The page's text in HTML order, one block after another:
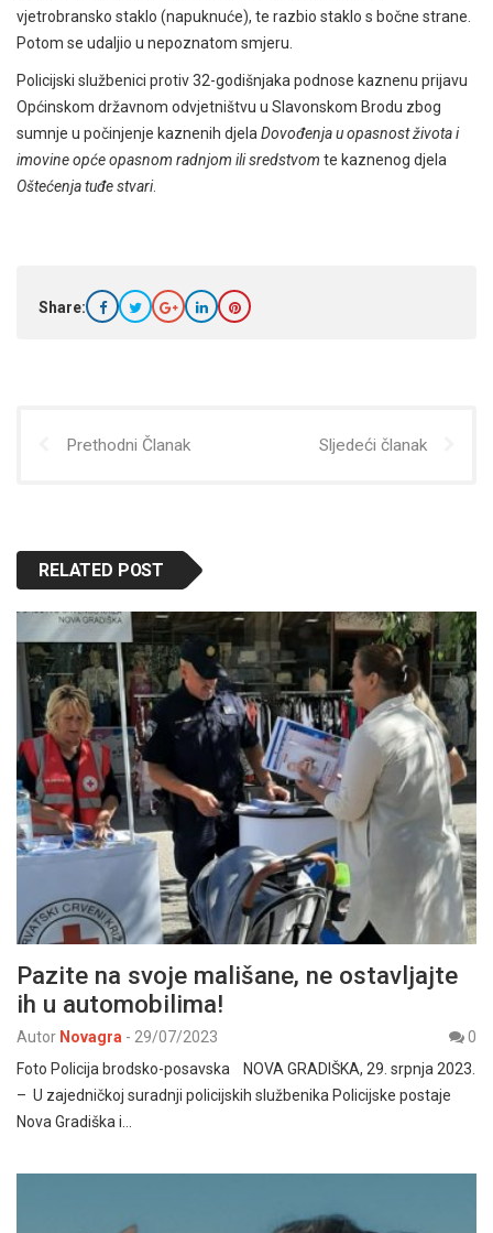
vjetrobransko staklo (napuknuće), te razbio staklo s bočne strane.
Potom se udaljio u nepoznatom smjeru.
Policijski službenici protiv 32-godišnjaka podnose kaznenu prijavu
Općinskom državnom odvjetništvu u Slavonskom Brodu zbog
sumnje u počinjenje kaznenih djela Dovođenja u opasnost života i
imovine opće opasnom radnjom ili sredstvom te kaznenog djela
Oštećenja tuđe stvari.
Share:
Prethodni Članak Sljedeći članak
RELATED POST
Pazite na svoje mališane, ne ostavljajte
ih u automobilima!
Autor Novagra - 29/07/2023
0
Foto Policija brodsko-posavska NOVA GRADIŠKA, 29. srpnja 2023.
– U zajedničkoj suradnji policijskih službenika Policijske postaje
Nova Gradiška i…